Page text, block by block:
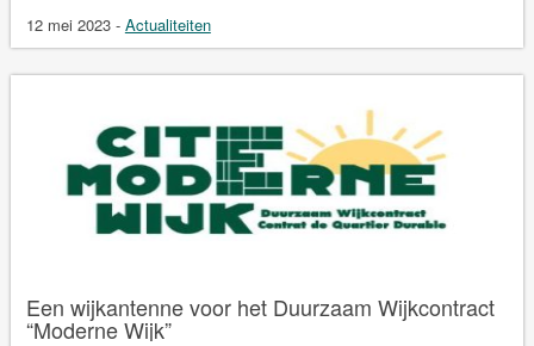
12 mei 2023 - Actualiteiten
Een wijkantenne voor het Duurzaam Wijkcontract
“Moderne Wijk”